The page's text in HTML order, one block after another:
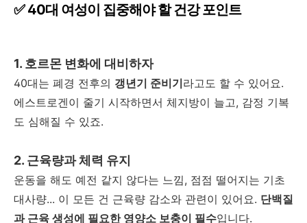
✅40대 여성이 집중해야 할 건강 포인트
1. 호르몬 변화에 대비하자
40대는 폐경 전후의 갱년기 준비기라고도 할 수 있어요.
에스트로겐이 줄기 시작하면서 체지방이 늘고, 감정 기복
도 심해질 수 있죠.
2. 근육량과 체력 유지
운동을 해도 예전 같지 않다는 느낌, 점점 떨어지는 기초
대사량... 이 모든 건 근육량 감소와 관련이 있어요. 단백질
과 근육 생성에 필요한 영양소 보충이 필수입니다.